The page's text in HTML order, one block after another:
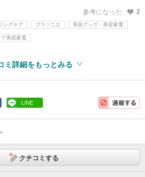
参考になった 2
ングケア プラソニエ 美容グッズ・美容家電
ア美容家電
ミ詳細をもっとみる
LINE
クチコミする